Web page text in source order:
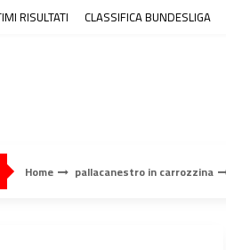
RISULTATI CLASSIFICA BUNDESLIGA
Home pallacanestro in carrozzina